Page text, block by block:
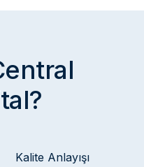
Kalite Anlayışı